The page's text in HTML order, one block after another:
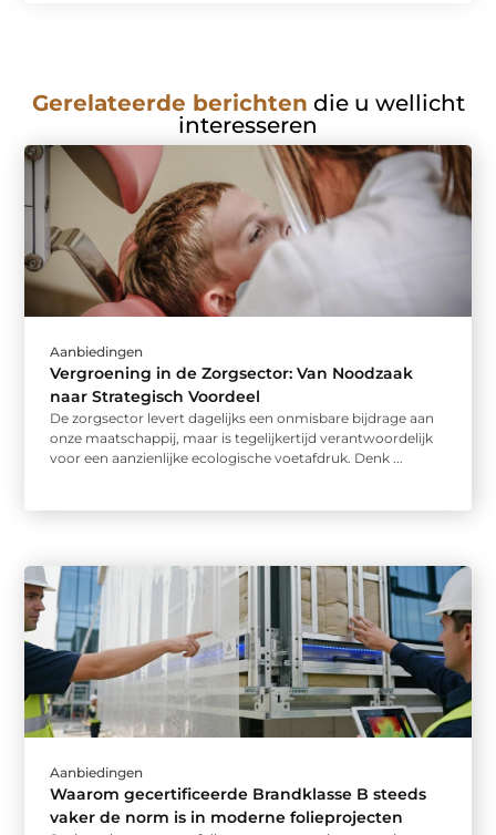
Gerelateerde berichten die u wellicht
interesseren
Aanbiedingen
Vergroening in de Zorgsector: Van Noodzaak
naar Strategisch Voordeel
De zorgsector levert dagelijks een onmisbare bijdrage aan
onze maatschappij, maar is tegelijkertijd verantwoordelijk
voor een aanzienlijke ecologische voetafdruk. Denk ...
Aanbiedingen
Waarom gecertificeerde Brandklasse B steeds
vaker de norm is in moderne folieprojecten